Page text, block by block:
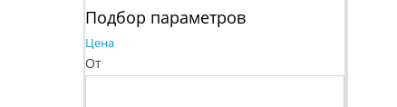
Подбор параметров
Цена
От